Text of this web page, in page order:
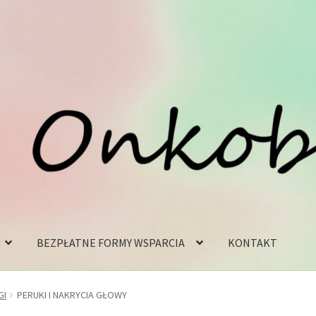
BEZPŁATNE FORMY WSPARCIA KONTAKT
PERUKI I NAKRYCIA GŁOWY